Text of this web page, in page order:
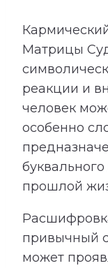
Матрицы
реакции и
человек
особенно
прошлой
привычный
может